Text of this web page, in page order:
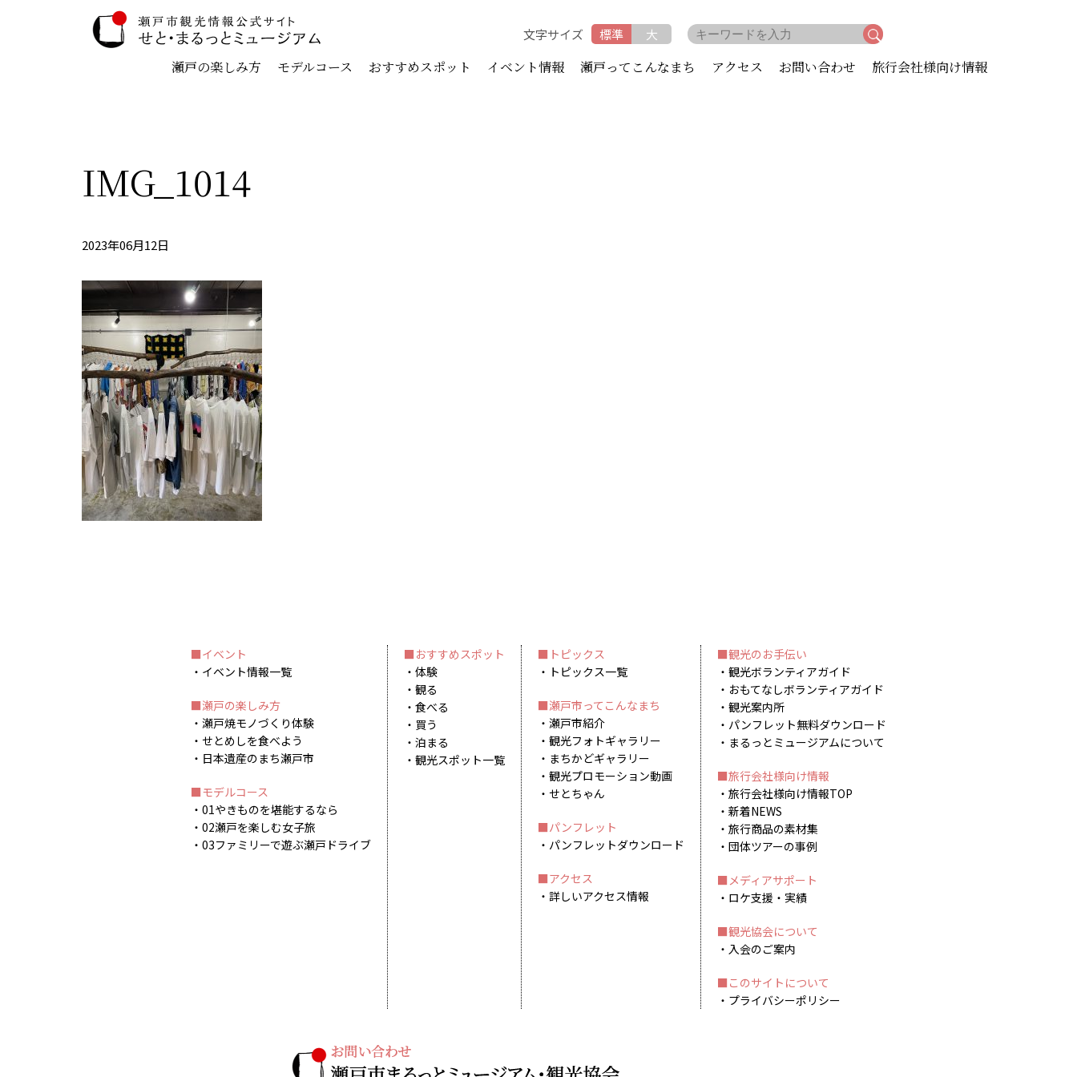
文字サイズ 標準 大
瀬戸の楽しみ方 モデルコース おすすめスポット イベント情報 瀬戸ってこんなまち アクセス お問い合わせ 旅行会社様向け情報
IMG_1014
2023年06月12日
イベント
イベント情報一覧
瀬戸の楽しみ方
瀬戸焼モノづくり体験
せとめしを食べよう
日本遺産のまち瀬戸市
モデルコース
01やきものを堪能するなら
02瀬戸を楽しむ女子旅
03ファミリーで遊ぶ瀬戸ドライブ
おすすめスポット
体験
観る
食べる
買う
泊まる
観光スポット一覧
トピックス
トピックス一覧
瀬戸市ってこんなまち
瀬戸市紹介
観光フォトギャラリー
まちかどギャラリー
観光プロモーション動画
せとちゃん
パンフレット
パンフレットダウンロード
アクセス
詳しいアクセス情報
観光のお手伝い
観光ボランティアガイド
おもてなしボランティアガイド
観光案内所
パンフレット無料ダウンロード
まるっとミュージアムについて
旅行会社様向け情報
旅行会社様向け情報TOP
新着NEWS
旅行商品の素材集
団体ツアーの事例
メディアサポート
ロケ支援・実績
観光協会について
入会のご案内
このサイトについて
プライバシーポリシー